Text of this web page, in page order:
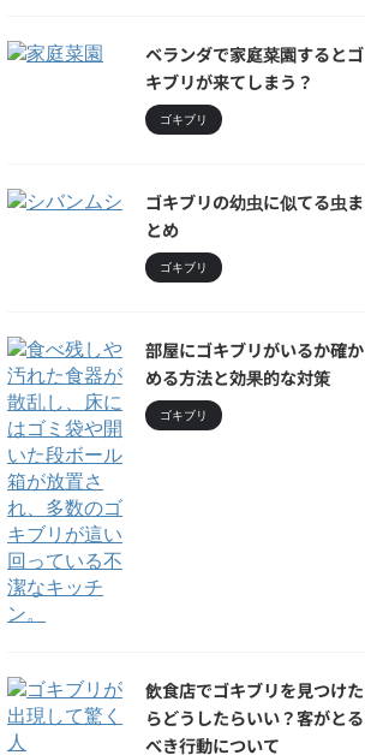
ベランダで家庭菜園するとゴ
キブリが来てしまう？
ゴキブリ
ゴキブリの幼虫に似てる虫ま
とめ
ゴキブリ
部屋にゴキブリがいるか確か
める方法と効果的な対策
ゴキブリ
飲食店でゴキブリを見つけた
らどうしたらいい？客がとる
べき行動について